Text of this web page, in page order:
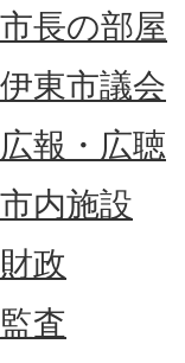
市長の部屋
伊東市議会
広報・広聴
市内施設
財政
監査